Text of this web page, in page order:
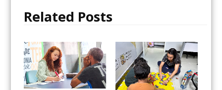
k
i
a
r
Related Posts